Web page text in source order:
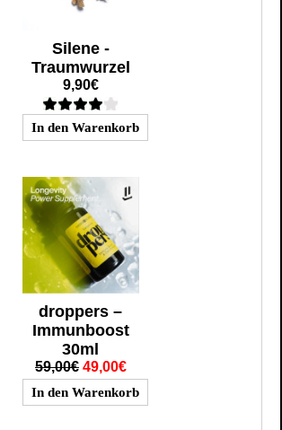
Silene -
Traumwurzel
9,90€
droppers –
Immunboost
30ml
59,00€ 49,00€